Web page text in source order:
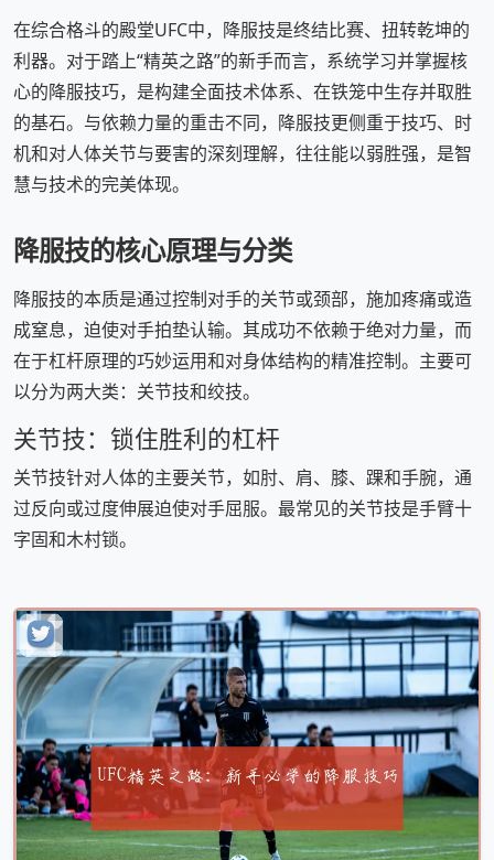
在综合格斗的殿堂UFC中，降服技是终结比赛、扭转乾坤的
利器。对于踏上“精英之路”的新手而言，系统学习并掌握核
心的降服技巧，是构建全面技术体系、在铁笼中生存并取胜
的基石。与依赖力量的重击不同，降服技更侧重于技巧、时
机和对人体关节与要害的深刻理解，往往能以弱胜强，是智
慧与技术的完美体现。
降服技的核心原理与分类
降服技的本质是通过控制对手的关节或颈部，施加疼痛或造
成窒息，迫使对手拍垫认输。其成功不依赖于绝对力量，而
在于杠杆原理的巧妙运用和对身体结构的精准控制。主要可
以分为两大类：关节技和绞技。
关节技：锁住胜利的杠杆
关节技针对人体的主要关节，如肘、肩、膝、踝和手腕，通
过反向或过度伸展迫使对手屈服。最常见的关节技是手臂十
字固和木村锁。